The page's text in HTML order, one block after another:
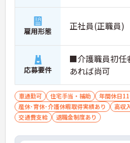
雇用形態 正社員(正職員)
応募要件
■介護職員初任
あれば尚可
車通勤可 住宅手当・補助
年間休日
産休･育休･介護休暇取得実績あり
高収
交通費支給
退職金制度あり